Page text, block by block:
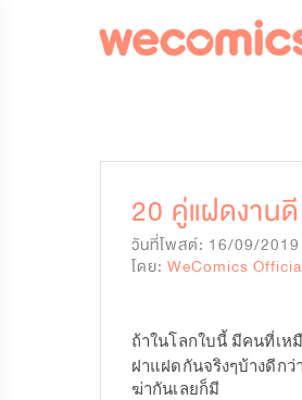
20 คู่แฝดงาน
วันที่โพสต์: 16/09/2019
โดย: WeComics
ถ้าในโลกใบนี้ มีคนที่เห
ฝาแฝดกันจริงๆบ้างดีก
ฆ่ากันเลยก็มี